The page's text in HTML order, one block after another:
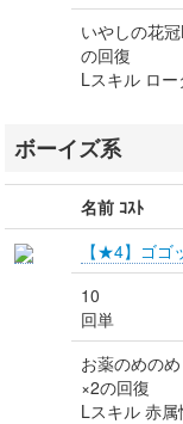
いやしの花
の回復
Lスキル ロ
ボーイズ系
名前 ｺｽﾄ
【★4】ゴゴ
10
回単
お薬のめの
×2の回復
Lスキル 赤属